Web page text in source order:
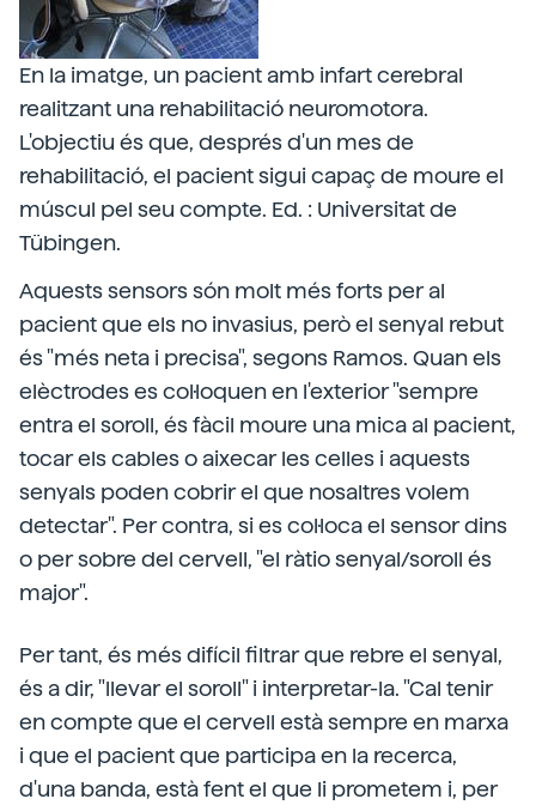
En la imatge, un pacient amb infart cerebral
realitzant una rehabilitació neuromotora.
L'objectiu és que, després d'un mes de
rehabilitació, el pacient sigui capaç de moure el
múscul pel seu compte. Ed. : Universitat de
Tübingen.
Aquests sensors són molt més forts per al
pacient que els no invasius, però el senyal rebut
és "més neta i precisa", segons Ramos. Quan els
elèctrodes es col·loquen en l'exterior "sempre
entra el soroll, és fàcil moure una mica al pacient,
tocar els cables o aixecar les celles i aquests
senyals poden cobrir el que nosaltres volem
detectar". Per contra, si es col·loca el sensor dins
o per sobre del cervell, "el ràtio senyal/soroll és
major".
Per tant, és més difícil filtrar que rebre el senyal,
és a dir, "llevar el soroll" i interpretar-la. "Cal tenir
en compte que el cervell està sempre en marxa
i que el pacient que participa en la recerca,
d'una banda, està fent el que li prometem i, per